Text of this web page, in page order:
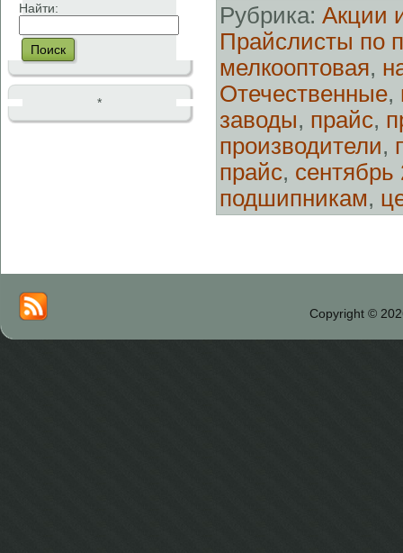
Найти:
Поиск
*
Рубрика: Акции
Прайслисты по
мелкооптовая,
Отечественные,
заводы, прайс,
производители,
прайс, сентябрь
подшипникам,
Copyright ©